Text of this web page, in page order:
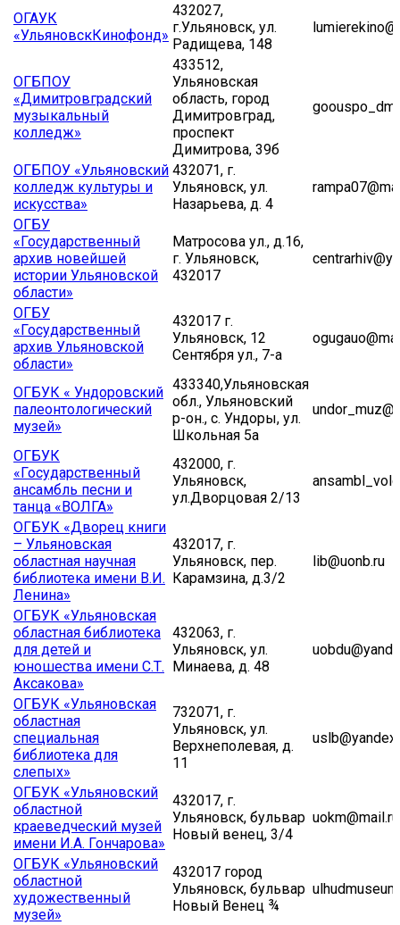
ОГАУК
«УльяновскКинофонд»
432027,
г.Ульяновск, ул.
Радищева, 148
ОГБПОУ
«Димитровградский
музыкальный
колледж»
433512,
Ульяновская
область, город
Димитровград,
проспект
Димитрова, 39б
ОГБПОУ «Ульяновский
колледж культуры и
искусства»
432071, г.
Ульяновск, ул.
Назарьева, д. 4
ОГБУ
«Государственный
архив новейшей
истории Ульяновской
области»
Матросова ул., д.16,
г. Ульяновск,
432017
ОГБУ
«Государственный
архив Ульяновской
области»
432017 г.
Ульяновск, 12
Сентября ул., 7-а
ОГБУК « Ундоровский
палеонтологический
музей»
433340,Ульяновская
обл., Ульяновский
р-он., с. Ундоры, ул.
Школьная 5а
ОГБУК
«Государственный
ансамбль песни и
танца «ВОЛГА»
432000, г.
Ульяновск,
ул.Дворцовая 2/13
ОГБУК «Дворец книги
– Ульяновская
областная научная
библиотека имени В.И.
Ленина»
432017, г.
Ульяновск, пер.
Карамзина, д.3/2
lib@uonb.ru
ОГБУК «Ульяновская
областная библиотека
для детей и
юношества имени С.Т.
Аксакова»
432063, г.
Ульяновск, ул.
Минаева, д. 48
ОГБУК «Ульяновская
областная
специальная
библиотека для
слепых»
732071, г.
Ульяновск, ул.
Верхнеполевая, д.
11
ОГБУК «Ульяновский
областной
краеведческий музей
имени И.А. Гончарова»
432017, г.
Ульяновск, бульвар
Новый венец, 3/4
uokm@mail.ru
ОГБУК «Ульяновский
областной
художественный
музей»
432017 город
Ульяновск, бульвар
Новый Венец ¾